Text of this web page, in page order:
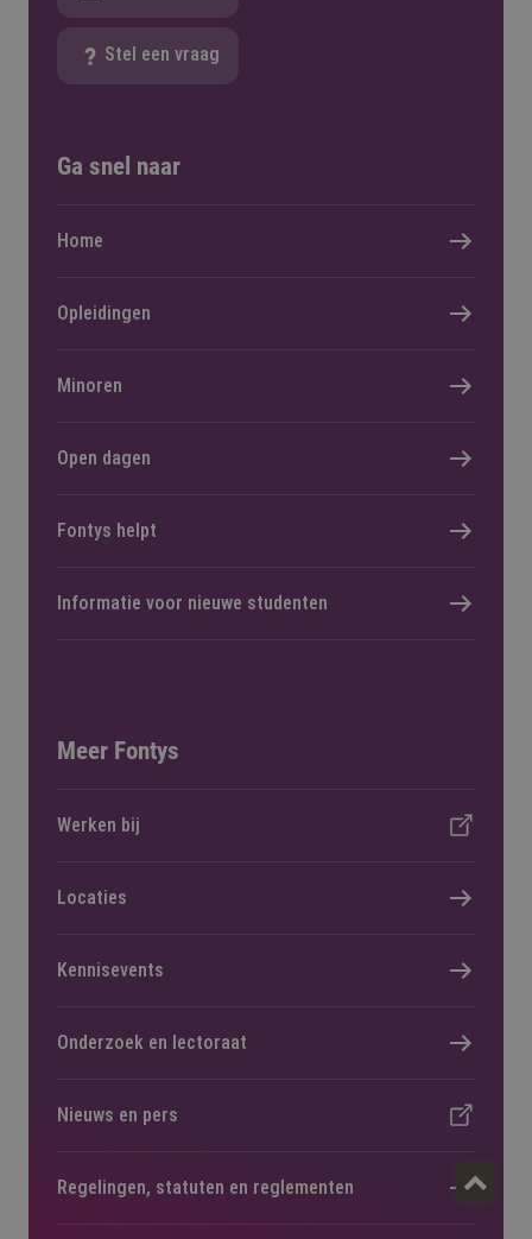
Stel een vraag
Ga snel naar
Home
Opleidingen
Minoren
Open dagen
Fontys helpt
Informatie voor nieuwe studenten
Meer Fontys
Werken bij
Locaties
Kennisevents
Onderzoek en lectoraat
Nieuws en pers
Regelingen, statuten en reglementen